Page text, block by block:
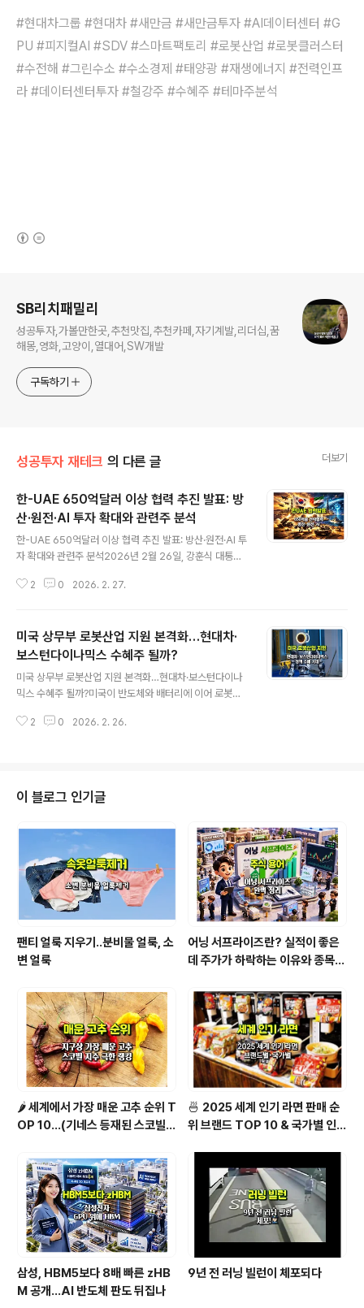
#현대차그룹 #현대차 #새만금 #새만금투자 #AI데이터센터 #G
PU #피지컬AI #SDV #스마트팩토리 #로봇산업 #로봇클러스터
#수전해 #그린수소 #수소경제 #태양광 #재생에너지 #전력인프
라 #데이터센터투자 #철강주 #수혜주 #테마주분석
SB리치패밀리
성공투자,가볼만한곳,추천맛집,추천카페,자기계발,리더십,꿈
해몽,영화,고양이,열대어,SW개발
구독하기
성공투자 재테크 의 다른 글 더보기
한-UAE 650억달러 이상 협력 추진 발표: 방
산·원전·AI 투자 확대와 관련주 분석
한-UAE 650억달러 이상 협력 추진 발표: 방산·원전·AI 투
자 확대와 관련주 분석2026년 2월 26일, 강훈식 대통령
트(UAE) 방문 성과를 발표했습니다. 양국은 방위산업을
50억달러 규모로 확대 협력이 계획되어 있으며, 투자·AI·
원전·첨단기술 분야 협력도 구체화 단계에 들어갔습니다.
이 발표는 양국 간 경제·안보 협력을 한 단계 끌어올리는 동
시에, 관련 국내 산업과 주식시장에 중요한 투자 시그널을
UAE 방문을 통해 다음과 같은 협력 구조를 발표했습니다:
2 0 2026. 2. 27.
미국 상무부 로봇산업 지원 본격화…현대차·
보스턴다이나믹스 수혜주 될까?
미국 상무부 로봇산업 지원 본격화…현대차·보스턴다이나
믹스 수혜주 될까?미국이 반도체와 배터리에 이어 로봇산
검토하고 있습니다. 미 상무부가 로봇산업 지원 정책을 논
봇기업입니다. 특히 미국에 본사를 둔 보스턴다이나믹스를
인수해 지배하고 있는 현대차는 정책 수혜의 직접적 대상
국 정책 방향, 현대차그룹의 전략적 위치, 그리고 국내 증시
에서 수혜 가능성이 거론되는 종목들까지 투자 관점에서
정리해 보겠습니다.🇺🇸 미국 로봇산업 지원정책 논의..
2 0 2026. 2. 26.
이 블로그 인기글
팬티 얼룩 지우기..분비물 얼룩, 소
변 얼룩
어닝 서프라이즈란? 실적이 좋은
데 주가가 하락하는 이유와 종목
🌶️ 세계에서 가장 매운 고추 순위 T
OP 10...(기네스 등재된 스코빌
🍜 2025 세계 인기 라면 판매 순
위 브랜드 TOP 10 & 국가별 인기
삼성, HBM5보다 8배 빠른 zHB
M 공개…AI 반도체 판도 뒤집나
9년 전 러닝 빌런이 체포되다